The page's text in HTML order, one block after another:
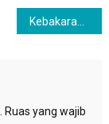
Ruas yang wajib